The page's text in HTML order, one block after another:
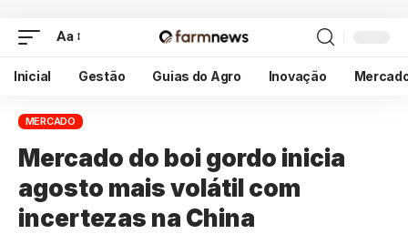
Aa
Inicial Gestão Guias do Agro Inovação
MERCADO
Mercado do boi gordo inicia
agosto mais volátil com
incertezas na China